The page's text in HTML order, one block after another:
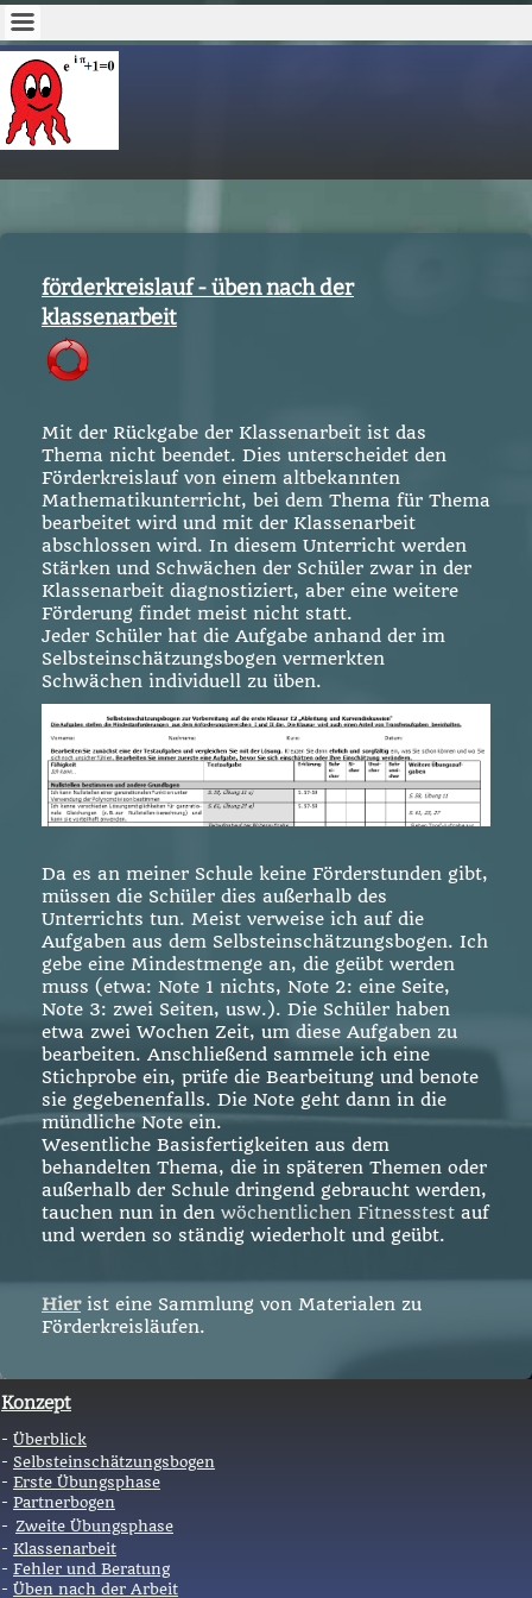
förderkreislauf - üben nach der
klassenarbeit
Mit der Rückgabe der Klassenarbeit ist das
Thema nicht beendet. Dies unterscheidet den
Förderkreislauf von einem altbekannten
Mathematikunterricht, bei dem Thema für Thema
bearbeitet wird und mit der Klassenarbeit
abschlossen wird. In diesem Unterricht werden
Stärken und Schwächen der Schüler zwar in der
Klassenarbeit diagnostiziert, aber eine weitere
Förderung findet meist nicht statt.
Jeder Schüler hat die Aufgabe anhand der im
Selbsteinschätzungsbogen vermerkten
Schwächen individuell zu üben.
Da es an meiner Schule keine Förderstunden gibt,
müssen die Schüler dies außerhalb des
Unterrichts tun. Meist verweise ich auf die
Aufgaben aus dem Selbsteinschätzungsbogen. Ich
gebe eine Mindestmenge an, die geübt werden
muss (etwa: Note 1 nichts, Note 2: eine Seite,
Note 3: zwei Seiten, usw.). Die Schüler haben
etwa zwei Wochen Zeit, um diese Aufgaben zu
bearbeiten. Anschließend sammele ich eine
Stichprobe ein, prüfe die Bearbeitung und benote
sie gegebenenfalls. Die Note geht dann in die
mündliche Note ein.
Wesentliche Basisfertigkeiten aus dem
behandelten Thema, die in späteren Themen oder
außerhalb der Schule dringend gebraucht werden,
tauchen nun in den wöchentlichen Fitnesstest auf
und werden so ständig wiederholt und geübt.
Hierist eine Sammlung von Materialen zu
Förderkreisläufen.
Konzept
- Überblick
- Selbsteinschätzungsbogen
- Erste Übungsphase
- Partnerbogen
- Zweite Übungsphase
- Klassenarbeit
- Fehler und Beratung
- Üben nach der Arbeit